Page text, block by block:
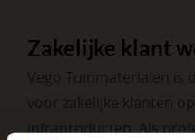
Zakelijke klant
Vego Tuinmaterialen is
voor zakelijke klanten
infraproducten. Als